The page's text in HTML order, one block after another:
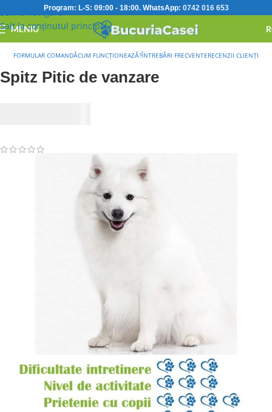
Salt la navigare
Salt la conținutul principal
Program: L-S: 09:00 - 18:00. WhatsApp: 0742 016 653
MENIU
FORMULAR COMANDĂCUM FUNCȚIONEAZĂ?ÎNTREBĂRI FRECVENTERECENZII CLIENȚI
BucuriaCasei»Pet Shop online»Spitz Pitic de vanzare
Spitz Pitic de vanzare